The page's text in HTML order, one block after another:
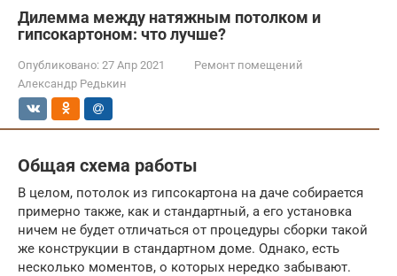
Дилемма между натяжным потолком и
гипсокартоном: что лучше?
Опубликовано: 27 Апр 2021
Ремонт помещений
Александр Редькин
Общая схема работы
В целом, потолок из гипсокартона на даче собирается
примерно также, как и стандартный, а его установка
ничем не будет отличаться от процедуры сборки такой
же конструкции в стандартном доме. Однако, есть
несколько моментов, о которых нередко забывают.